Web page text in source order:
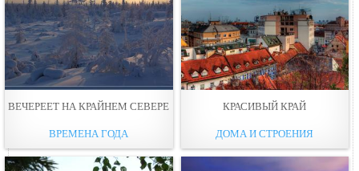
ВЕЧЕРЕЕТ НА КРАЙНЕМ СЕВЕРЕ
ВРЕМЕНА ГОДА
КРАСИВЫЙ КРАЙ
ДОМА И СТРОЕНИЯ